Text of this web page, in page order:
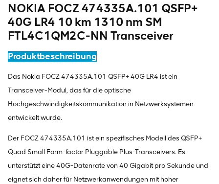
NOKIA FOCZ 474335A.101 QSFP+
40G LR4 10 km 1310 nm SM
FTL4C1QM2C-NN Transceiver
Produktbeschreibung
Das Nokia FOCZ 474335A.101 QSFP+ 40G LR4 ist ein
Transceiver-Modul, das für die optische
Hochgeschwindigkeitskommunikation in Netzwerksystemen
entwickelt wurde.
Der FOCZ 474335A.101 ist ein spezifisches Modell des QSFP+
Quad Small Form-factor Pluggable Plus-Transceivers. Es
unterstützt eine 40G-Datenrate von 40 Gigabit pro Sekunde und
eignet sich daher für Netzwerkanwendungen mit hoher